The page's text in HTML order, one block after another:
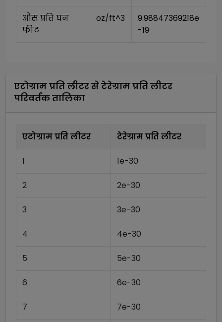
औंस प्रति घन
फीट
oz/ft^3
9.98847369218e
-19
एटोग्राम प्रति लीटरसेटेरेग्राम प्रति लीटर
परिवर्तक तालिका
एटोग्राम प्रति लीटर टेरेग्राम प्रति लीटर
1 1e-30
2 2e-30
3 3e-30
4 4e-30
5 5e-30
6 6e-30
7 7e-30